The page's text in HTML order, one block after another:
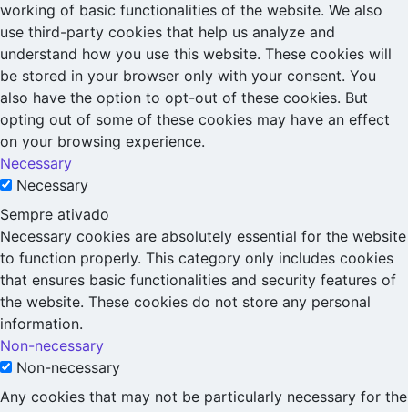
working of basic functionalities of the website. We also
use third-party cookies that help us analyze and
understand how you use this website. These cookies will
be stored in your browser only with your consent. You
also have the option to opt-out of these cookies. But
opting out of some of these cookies may have an effect
on your browsing experience.
Necessary
Necessary
Sempre ativado
Necessary cookies are absolutely essential for the website
to function properly. This category only includes cookies
that ensures basic functionalities and security features of
the website. These cookies do not store any personal
information.
Non-necessary
Non-necessary
Any cookies that may not be particularly necessary for the